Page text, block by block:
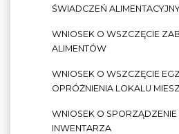
ŚWIADCZEŃ
WNIOSEK O WSZCZĘCIE
ALIMENTÓW
WNIOSEK O WSZCZĘCIE
OPRÓŻNIENIA LOKALU
WNIOSEK O SPORZĄDZENIE
INWENTARZA